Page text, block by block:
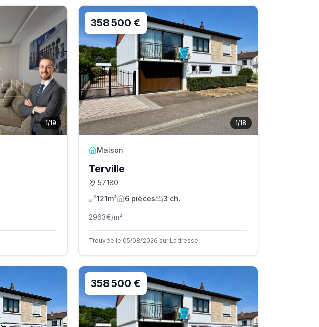
1/19 1/18
358 500 €
Maison
Terville
57180
121m²
6 pièces 3 ch.
2963€/m²
Trouvée le 05/08/2026 sur Ladresse
358 500 €